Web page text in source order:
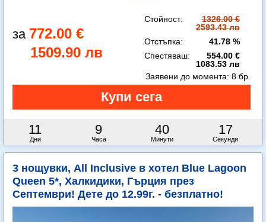
772.00 €
1509.90 лв
Стойност:
1326.00 €
2593.43 лв
Отстъпка:
41.78 %
Спестяваш:
554.00 €
1083.53 лв
11
Дни
9
Часа
40
Минути
16
Секунди
Заявени до момента: 8 бр.
3 нощувки, All Inclusive в хотел Blue Lagoon
Queen 5*, Халкидики, Гърция през
Септември! Дете до 12.99г. - безплатно!